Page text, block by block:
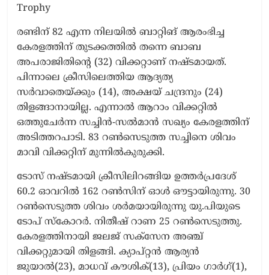
Trophy
രണ്ടിന് 82 എന്ന നിലയിൽ ബാറ്റിങ് ആരംഭിച്ച
കേരളത്തിന് തുടക്കത്തിൽ തന്നെ ബാബ
അപരാജിതിന്റെ (32) വിക്കറ്റാണ് നഷ്ടമായത്.
പിന്നാലെ ക്രീസിലെത്തിയ ആദ്യത്യ
സർവാതെയ്ക്കും (14), അക്ഷയ് ചന്ദ്രനും (24)
തിളങ്ങാനായില്ല. എന്നാൽ ആറാം വിക്കറ്റിൽ
ഒത്തുചേർന്ന സച്ചിൻ-സൽമാൻ സഖ്യം കേരളത്തിന്
അടിത്തറപാടി. 83 റൺസെടുത്ത സച്ചിനെ ശിവം
മാവി വിക്കറ്റിന് മുന്നിൽകുരുക്കി.
ടോസ് നഷ്ടമായി ക്രീസിലിറങ്ങിയ ഉത്തർപ്രദേശ്
60.2 ഓവറിൽ 162 റൺസിന് ഓൾ ഔട്ടായിരുന്നു. 30
റൺസെടുത്ത ശിവം ശർമയായിരുന്നു യു.പിയുടെ
ടോപ് സ്‌കോറർ. നിതീഷ് റാണ 25 റൺസെടുത്തു.
കേരളത്തിനായി ജലജ് സക്സേന അഞ്ച്
വിക്കറ്റുമായി തിളങ്ങി. ക്യാപ്റ്റൻ ആര്യൻ
ജുയാൽ(23), മാധവ് കൗശിക്(13), പ്രിയം ഗാർഗ്(1),